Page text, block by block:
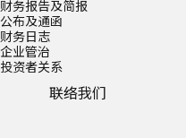
财务报告及简报
公布及通函
财务日志
企业管治
投资者关系
联络我们